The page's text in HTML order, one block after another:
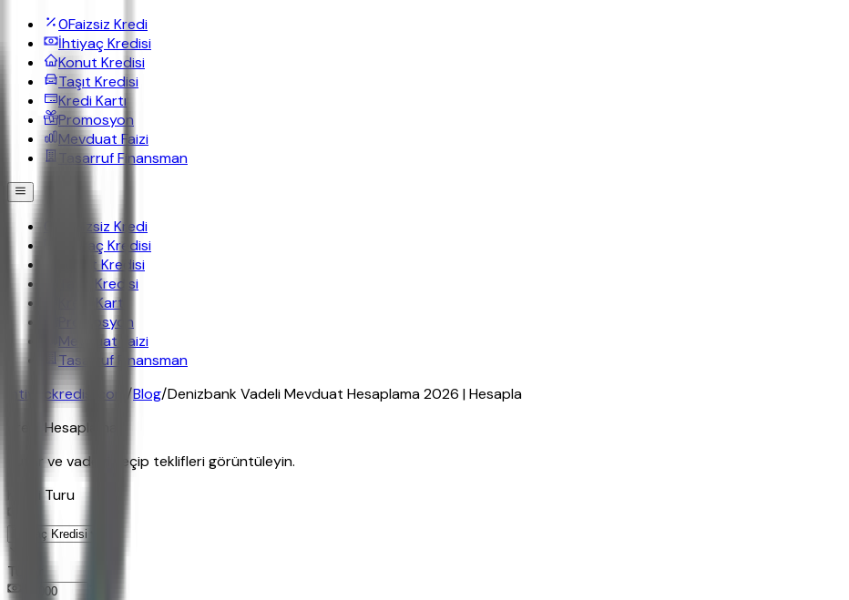
0Faizsiz Kredi
İhtiyaç Kredisi
Konut Kredisi
Taşıt Kredisi
Kredi Kartı
Promosyon
Mevduat Faizi
Tasarruf Finansman
Faizsiz Kredi
İhtiyaç Kredisi
Konut Kredisi
Taşıt Kredisi
Kredi Kartı
Promosyon
Mevduat Faizi
Tasarruf Finansman
ihtiyackredisi.com /Blog/Denizbank Vadeli Mevduat Hesaplama 2026 | Hesapla
Kredi Hesaplama
Tutar ve vadeyi seçip teklifleri görüntüleyin.
Kredi Turu
Tutar